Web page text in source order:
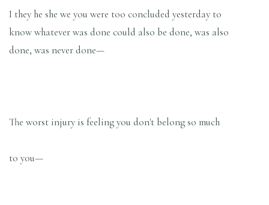
I they he she we you were too concluded yesterday to
know whatever was done could also be done, was also
done, was never done—
The worst injury is feeling you don't belong so much
to you—